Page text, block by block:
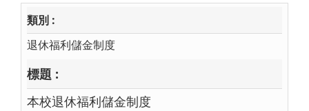
退休福利儲金制度
本校退休福利儲金制度